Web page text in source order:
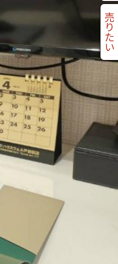
売
り
た
い